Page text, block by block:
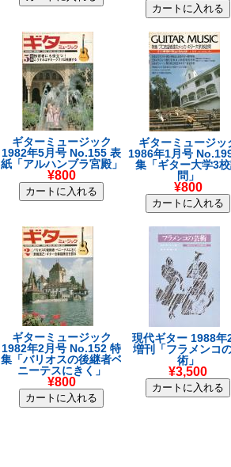
ギターミュージック
1982年5月号 No.155 表
紙「アルハンブラ宮殿」
¥800
ギターミュージッ
1986年1月号
集「ギター大学3
問」
¥800
ギターミュージック
1982年2月号 No.152 特
集「バリオスの後継者ベ
ニーテスにきく」
¥800
現代ギター 1988年
増刊「フラメンコ
術」
¥3,500